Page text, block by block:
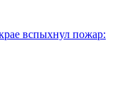
вспыхнул пожар: